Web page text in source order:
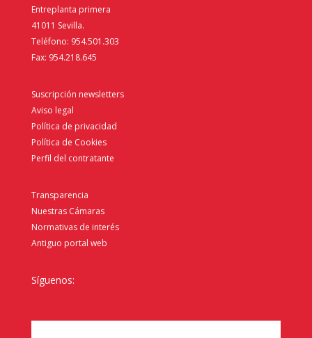
Entreplanta primera
41011 Sevilla.
Teléfono: 954.501.303
Fax: 954.218.645
Suscripción newsletters
Aviso legal
Política de privacidad
Política de Cookies
Perfil del contratante
Transparencia
Nuestras Cámaras
Normativas de interés
Antiguo portal web
Síguenos: